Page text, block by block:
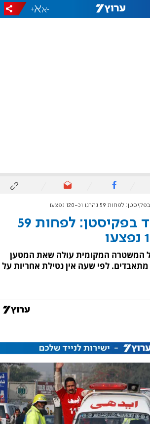
-
+
59 נהרגו וכ-120 נפצעו
פיצוץ במסגד בפקיסטן: לפחות 59
המשטרה המקומית עולה שאת המטען
לפי שעה אין נטילת אחריות על